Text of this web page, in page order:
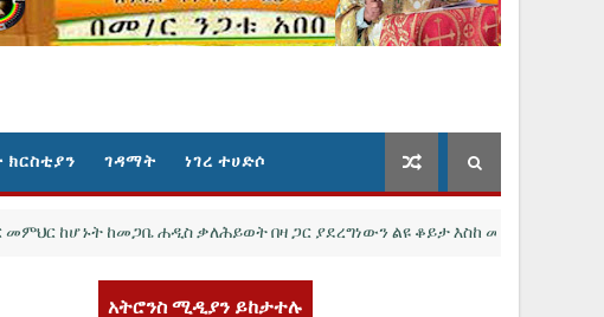
ክርስቲያን ገዳማት ነገረ ተሀድሶ
ከመጋቤ ሐዲስ ቃለሕይወት በዛ ጋር ያደረግነውን ልዩ ቆይታ እስከ መጨረሻው ይመልከቱ
አትሮንስ ሚዲያን ይከታተሉ